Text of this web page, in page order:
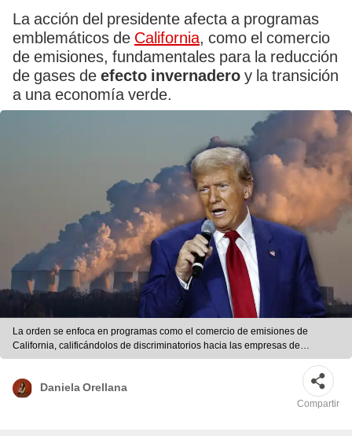
La acción del presidente afecta a programas
emblemáticos de California, como el comercio
de emisiones, fundamentales para la reducción
de gases de efecto invernadero y la transición
a una economía verde.
La orden se enfoca en programas como el comercio de emisiones de
California, calificándolos de discriminatorios hacia las empresas de
combustibles fósiles y como obstáculos para la producción energética
Daniela Orellana
Compartir